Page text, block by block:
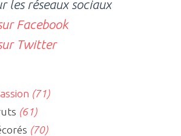
les réseaux sociaux
(71)
(61)
(70)